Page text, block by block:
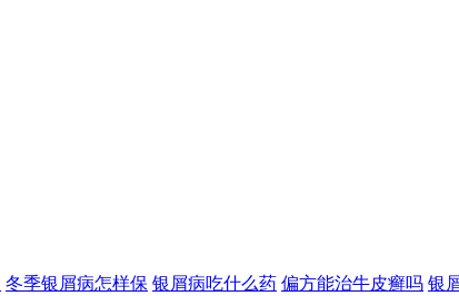
冬季银屑病怎样保 银屑病吃什么药 偏方能治牛皮癣吗 银